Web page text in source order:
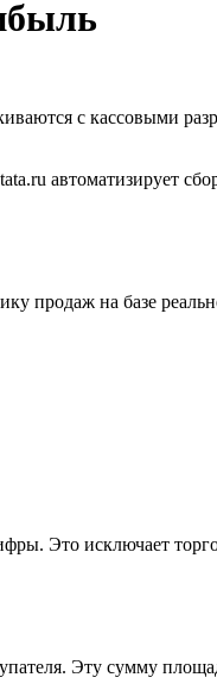
с кассовыми
автоматизирует
продаж на базе
Это исключает
Эту сумму